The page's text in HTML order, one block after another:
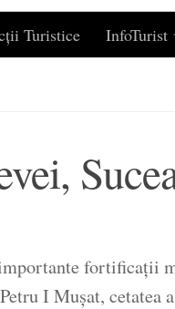
Turistice InfoTurist
I Mușat,